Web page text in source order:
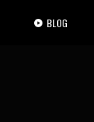
BLOG